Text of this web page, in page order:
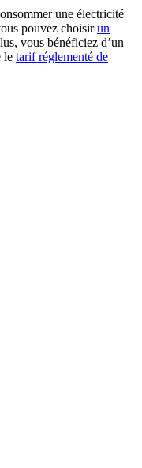
une électricité
pouvez choisirun
vous bénéficiez d’un
le tarif réglementé de